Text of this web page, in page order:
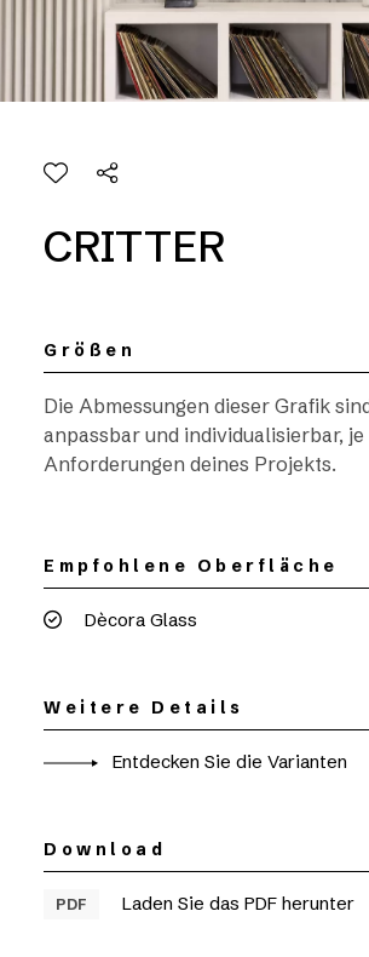
CRITTER
Größen
Die Abmessungen dieser Grafik
anpassbar und individualisierbar, je
Anforderungen deines Projekts.
Empfohlene Oberfläche
Dècora Glass
Weitere Details
Entdecken Sie die Varianten
Download
PDF Laden Sie das PDF herunter